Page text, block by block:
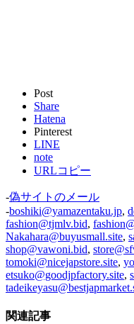
Post
Share
Hatena
Pinterest
LINE
note
URLコピー
-偽サイトのメール
-boshiki@yamazentaku.jp,
fashion@tjmlv.bid,
Nakahara@buyusmall.site,
shop@vawoni.bid,
tomoki@nicejapstore.site,
etsuko@goodjpfactory.site,
関連記事